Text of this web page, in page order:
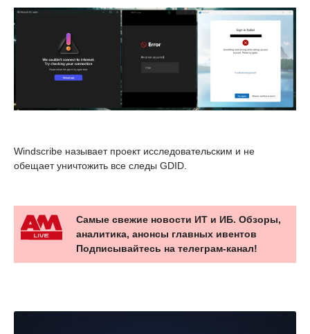
Windscribe называет проект исследовательским и не
обещает уничтожить все следы GDID.
Самые свежие новости ИТ и ИБ. Обзоры,
аналитика, анонсы главных ивентов
Подписывайтесь на телеграм-канал!